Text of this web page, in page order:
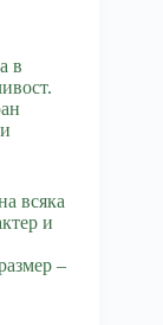
в
всяка
и
–